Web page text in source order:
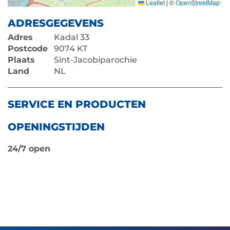
Leaflet | ©OpenStreetMap
ADRESGEGEVENS
Adres
Kadal 33
Postcode
9074 KT
Plaats
Sint-Jacobiparochie
Land
NL
SERVICE EN PRODUCTEN
OPENINGSTIJDEN
24/7 open